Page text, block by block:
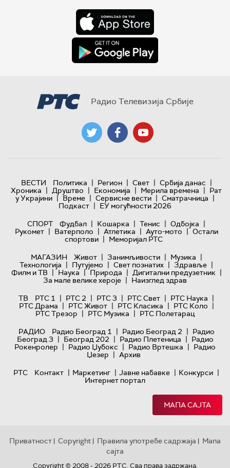
Радио Телевизија Србије
ВЕСТИ Политика | Регион | Свет | Србија данас |
Хроника | Друштво | Економија | Мерила времена | Рат
у Украјини | Време | Сервисне вести | Сматрачница |
Подкаст | ЕУ могућности 2026
СПОРТ
Фудбал | Кошарка | Тенис | Одбојка |
Рукомет | Ватерполо | Атлетика | Ауто-мото | Остали
спортови | Меморијал РТС
МАГАЗИН
Живот | Занимљивости | Музика |
Технологијa | Путујемо | Свет познатих | Здравље |
Филм и ТВ | Наука | Природа | Дигитални предузетник |
За мале велике хероје | Наизглед здрав
ТВ
РТС 1 | РТС 2 | РТС 3 | РТС Свет | РТС Наука |
РТС Драма | РТС Живот | РТС Класика | РТС Коло |
РТС Трезор | РТС Музика | РТС Полетарац
РАДИО
Радио Београд 1 | Радио Београд 2 | Радио
Београд 3 | Београд 202 | Радио Плетеница | Радио
Рокенролер | Радио Џубокс | Радио Вртешка | Радио
Џезер | Архив
РТС
Контакт | Маркетинг | Јавне набавке | Конкурси |
Интернет портал
МАПА САЈТА
Приватност | Copyright | Правила употребе садржаја | Мапа
сајта
Copyright © 2008 - 2026 РТС. Сва права задржана.